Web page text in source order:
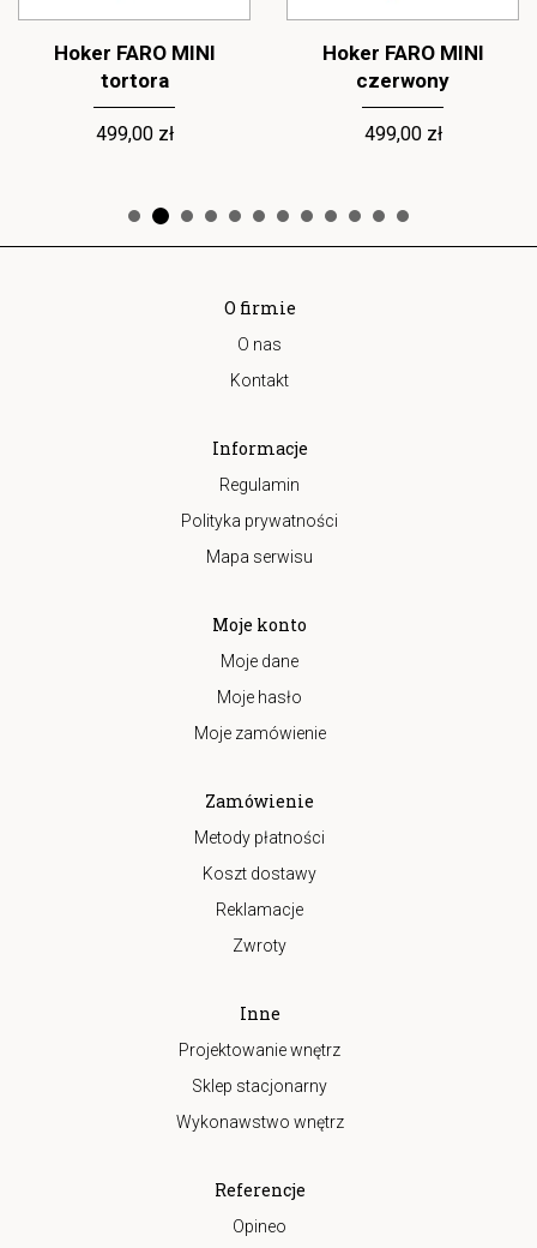
Hoker FARO MINI
tortora
499,00 zł
Hoker FARO MINI
czerwony
499,00 zł
O firmie
O nas
Kontakt
Informacje
Regulamin
Polityka prywatności
Mapa serwisu
Moje konto
Moje dane
Moje hasło
Moje zamówienie
Zamówienie
Metody płatności
Koszt dostawy
Reklamacje
Zwroty
Inne
Projektowanie wnętrz
Sklep stacjonarny
Wykonawstwo wnętrz
Referencje
Opineo